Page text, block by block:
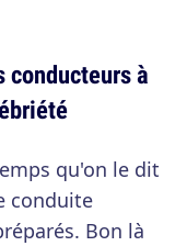
à
qu'on le dit
conduite
Bon là